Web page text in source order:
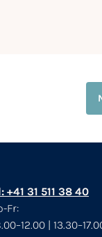
+41 31 511 38 40
Fr:
|